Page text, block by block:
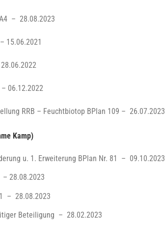
– 28.08.2023
15.06.2021
06.12.2022
RRB – Feuchtbiotop BPlan 109 – 26.07.2023
Kamp)
u. 1. Erweiterung BPlan Nr. 81 – 09.10.2023
– 28.08.2023
– 28.08.2023
Beteiligung – 28.02.2023